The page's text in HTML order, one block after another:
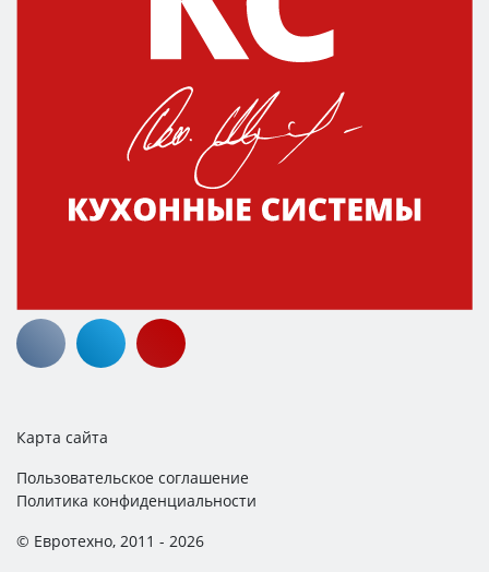
Карта сайта
Пользовательское соглашение
Политика конфиденциальности
© Евротехно, 2011 - 2026